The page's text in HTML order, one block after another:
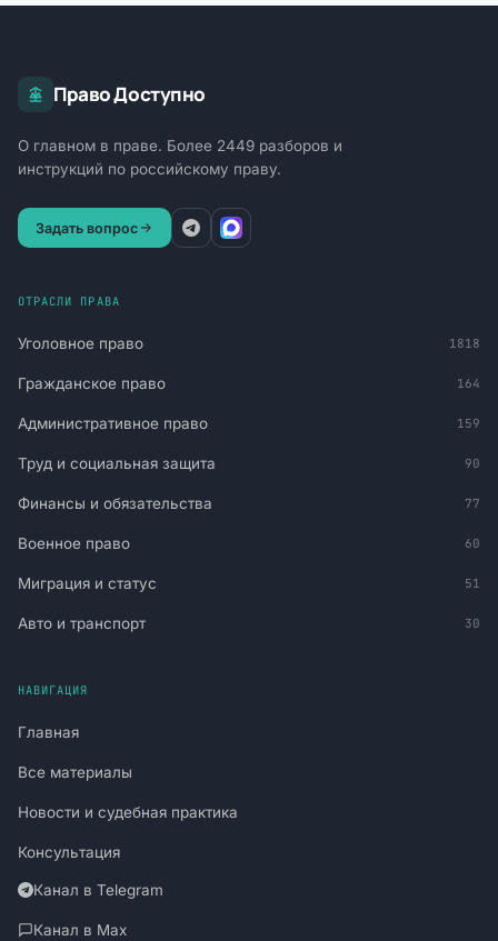
Право Доступно
О главном в праве. Более 2449 разборов и
инструкций по российскому праву.
Задать вопрос
ОТРАСЛИ ПРАВА
Уголовное право 1818
Гражданское право 164
Административное право 159
Труд и социальная защита 90
Финансы и обязательства 77
Военное право 60
Миграция и статус 51
Авто и транспорт 30
НАВИГАЦИЯ
Главная
Все материалы
Новости и судебная практика
Консультация
Канал в Telegram
Канал в Max